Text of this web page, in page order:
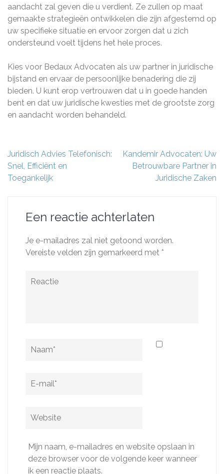
aandacht zal geven die u verdient. Ze zullen op maat
gemaakte strategieën ontwikkelen die zijn afgestemd op
uw specifieke situatie en ervoor zorgen dat u zich
ondersteund voelt tijdens het hele proces.
Kies voor Bedaux Advocaten als uw partner in juridische
bijstand en ervaar de persoonlijke benadering die zij
bieden. U kunt erop vertrouwen dat u in goede handen
bent en dat uw juridische kwesties met de grootste zorg
en aandacht worden behandeld.
Berichtnavigatie
Juridisch Advies Telefonisch:
Snel, Efficiënt en
Toegankelijk
Kandemir Advocaten: Uw
Betrouwbare Partner in
Juridische Zaken
Een reactie achterlaten
Je e-mailadres zal niet getoond worden.
Vereiste velden zijn gemarkeerd met *
Reactie
Naam
E-
Website
Mijn naam, e-mailadres en website opslaan in
deze browser voor de volgende keer wanneer
ik een reactie plaats.